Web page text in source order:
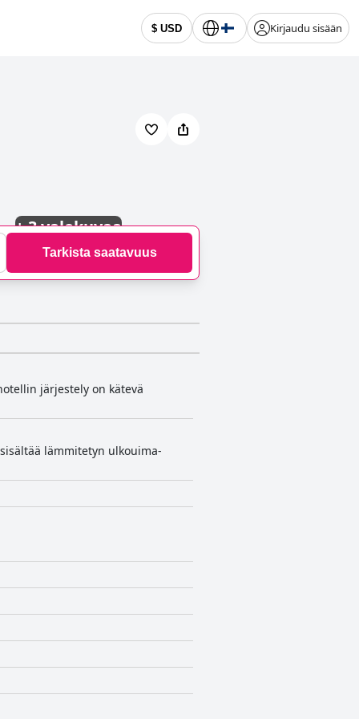
$ USD Kirjaudu sisään
+3 valokuvaa
Tarkista saatavuus
järjestely on kätevä
lämmitetyn ulkouima-